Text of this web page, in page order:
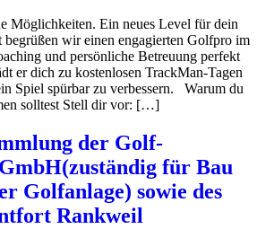
Möglichkeiten. Ein neues Level für dein
wir einen engagierten Golfpro im
und persönliche Betreuung perfekt
er dich zu kostenlosen TrackMan-Tagen
Spiel spürbar zu verbessern. Warum du
solltest Stell dir vor: […]
der Golf-
für Bau
Golfanlage) sowie des
Rankweil